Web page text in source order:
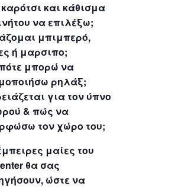
και κάθισμα
να επιλέξω;
μπιμπερό,
ή μαρσιπο;
μπορώ να
ρηλάξ;
για τον ύπνο
& πώς να
τον χώρο του;
μαίες του
θα σας
ώστε να